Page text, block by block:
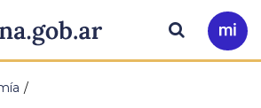
principal
Ir
a
Buscar